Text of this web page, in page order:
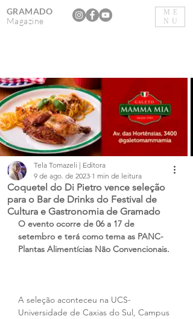
ME
NU
GRAMADO
Magazine
Coquetel do Di Pietro vence seleção
para o Bar de Drinks do Festival de
Cultura e Gastronomia de Gramado
Tela Tomazeli | Editora
9 de ago. de 2023 1 min de leitura
O evento ocorre de 06 a 17 de
setembro e terá como tema as PANC-
Plantas Alimentícias Não Convencionais.
A seleção aconteceu na UCS-
Universidade de Caxias do Sul, Campus